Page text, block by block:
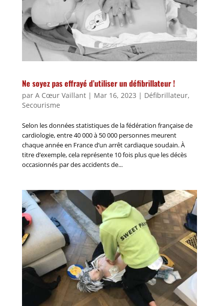
Ne soyez pas effrayé d’utiliser un défibrillateur !
par A Cœur Vaillant| Mar 16, 2023 | Défibrillateur,
Secourisme
Selon les données statistiques de la fédération française de
cardiologie, entre 40 000 à 50 000 personnes meurent
chaque année en France d’un arrêt cardiaque soudain. À
titre d’exemple, cela représente 10 fois plus que les décès
occasionnés par des accidents de...